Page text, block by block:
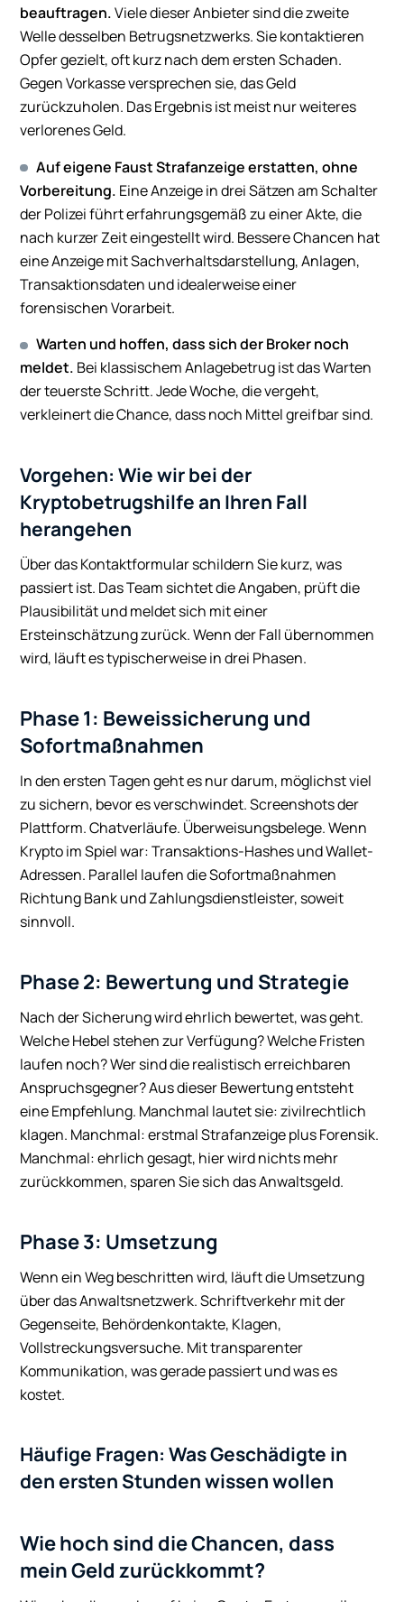
beauftragen.Viele dieser Anbieter sind die zweite
Welle desselben Betrugsnetzwerks. Sie kontaktieren
Opfer gezielt, oft kurz nach dem ersten Schaden.
Gegen Vorkasse versprechen sie, das Geld
zurückzuholen. Das Ergebnis ist meist nur weiteres
verlorenes Geld.
Auf eigene Faust Strafanzeige erstatten, ohne
Vorbereitung. Eine Anzeige in drei Sätzen am Schalter
der Polizei führt erfahrungsgemäß zu einer Akte, die
nach kurzer Zeit eingestellt wird. Bessere Chancen hat
eine Anzeige mit Sachverhaltsdarstellung, Anlagen,
Transaktionsdaten und idealerweise einer
forensischen Vorarbeit.
Warten und hoffen, dass sich der Broker noch
meldet. Bei klassischem Anlagebetrug ist das Warten
der teuerste Schritt. Jede Woche, die vergeht,
verkleinert die Chance, dass noch Mittel greifbar sind.
Vorgehen: Wie wir bei der
Kryptobetrugshilfe an Ihren Fall
herangehen
Über das Kontaktformular schildern Sie kurz, was
passiert ist. Das Team sichtet die Angaben, prüft die
Plausibilität und meldet sich mit einer
Ersteinschätzung zurück. Wenn der Fall übernommen
wird, läuft es typischerweise in drei Phasen.
Phase 1: Beweissicherung und
Sofortmaßnahmen
In den ersten Tagen geht es nur darum, möglichst viel
zu sichern, bevor es verschwindet. Screenshots der
Plattform. Chatverläufe. Überweisungsbelege. Wenn
Krypto im Spiel war: Transaktions-Hashes und Wallet-
Adressen. Parallel laufen die Sofortmaßnahmen
Richtung Bank und Zahlungsdienstleister, soweit
sinnvoll.
Phase 2: Bewertung und Strategie
Nach der Sicherung wird ehrlich bewertet, was geht.
Welche Hebel stehen zur Verfügung? Welche Fristen
laufen noch? Wer sind die realistisch erreichbaren
Anspruchsgegner? Aus dieser Bewertung entsteht
eine Empfehlung. Manchmal lautet sie: zivilrechtlich
klagen. Manchmal: erstmal Strafanzeige plus Forensik.
Manchmal: ehrlich gesagt, hier wird nichts mehr
zurückkommen, sparen Sie sich das Anwaltsgeld.
Phase 3: Umsetzung
Wenn ein Weg beschritten wird, läuft die Umsetzung
über das Anwaltsnetzwerk. Schriftverkehr mit der
Gegenseite, Behördenkontakte, Klagen,
Vollstreckungsversuche. Mit transparenter
Kommunikation, was gerade passiert und was es
kostet.
Häufige Fragen: Was Geschädigte in
den ersten Stunden wissen wollen
Wie hoch sind die Chancen, dass
mein Geld zurückkommt?